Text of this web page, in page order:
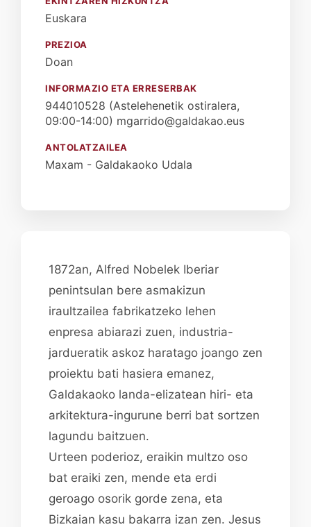
1872an, Alfred Nobelek Iberiar
penintsulan bere asmakizun
iraultzailea fabrikatzeko lehen
enpresa abiarazi zuen, industria-
jardueratik askoz haratago joango zen
proiektu bati hasiera emanez,
Galdakaoko landa-elizatean hiri- eta
arkitektura-ingurune berri bat sortzen
lagundu baitzuen.
Urteen poderioz, eraikin multzo oso
bat eraiki zen, mende eta erdi
geroago osorik gorde zena, eta
Bizkaian kasu bakarra izan zen. Jesus
Euskara
PREZIOA
Doan
INFORMAZIO ETA ERRESERBAK
944010528 (Astelehenetik ostiralera,
09:00-14:00) mgarrido@galdakao.eus
ANTOLATZAILEA
Maxam - Galdakaoko Udala